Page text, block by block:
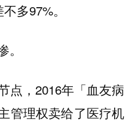
多97%。
点，2016年「血友病
管理权卖给了医疗机